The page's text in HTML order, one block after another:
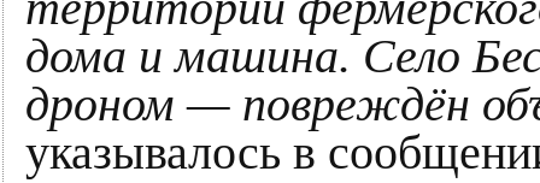
дома и машина. Село
дроном — повреждён
указывалось в